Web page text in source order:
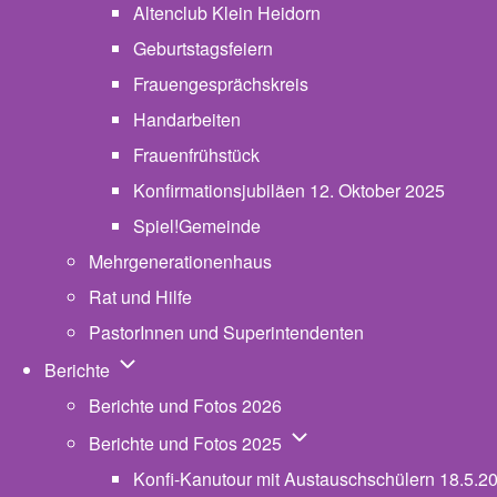
Altenclub Klein Heidorn
Geburtstagsfeiern
Frauengesprächskreis
Handarbeiten
Frauenfrühstück
Konfirmationsjubiläen 12. Oktober 2025
Spiel!Gemeinde
Mehrgenerationenhaus
Rat und Hilfe
PastorInnen und Superintendenten
Berichte Unternavigation von Berichte
Berichte und Fotos 2026
Berichte und Fotos 2025 Unternavigation von
Konfi-Kanutour mit Austauschschülern